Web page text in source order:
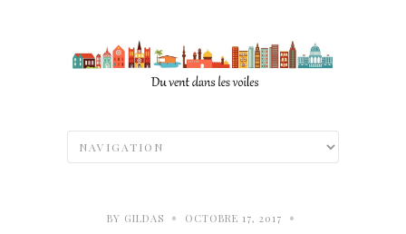
BY GILDAS • OCTOBRE 17, 2017 •